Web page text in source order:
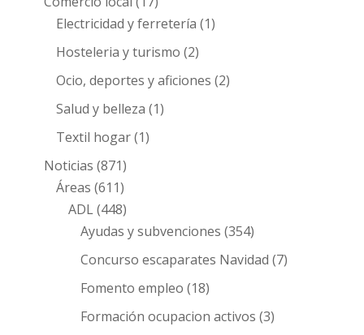
Electricidad y ferretería (1)
Hosteleria y turismo (2)
Ocio, deportes y aficiones (2)
Salud y belleza (1)
Textil hogar(1)
Noticias (871)
Áreas (611)
ADL(448)
Ayudas y subvenciones (354)
Concurso escaparates Navidad (7)
Fomento empleo (18)
Formación ocupacion activos (3)